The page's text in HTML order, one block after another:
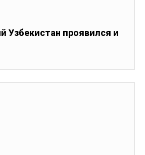
Узбекистан проявился и